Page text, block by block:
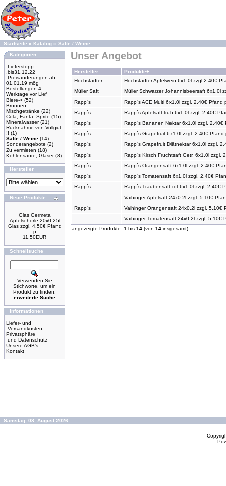
Startseite » Katalog » Säfte / Weine
Kategorien
.Lieferstopp
.bis31.12.22
.Preisänderungen ab
01,01,19 mög
Bestellungen 4
Werktage vor Lief
Biere-> (52)
Brunnen,
Mischgetränke (22)
Cola, Fanta, Sprite (15)
Mineralwasser(21)
Rücknahme von Vollgut
!! (1)
Säfte / Weine (14)
Sonderangebote (2)
Zu vermieten (18)
Kohlensäure, Gläser(8)
Hersteller
Neue Produkte
Glas Germeta
Apfelschorle 20x0.25l
Glas zzgl. 4.50€ Pfand
p
11.50EUR
Schnellsuche
Verwenden Sie
Stichworte, um ein
Produkt zu finden.
erweiterte Suche
Informationen
Liefer- und
Versandkosten
Privatsphäre
und Datenschutz
Unsere AGB's
Kontakt
Unser Angebot
Hersteller
Produkte+
Hochstädter
Hochstädter Apfelwein 6x1.0l zzgl 2.40€
Müller Saft
Müller Schwarzer Johannisbeersaft 6x1.0l
Rapp`s
Rapp`s ACE Multi 6x1.0l zzgl. 2.40€ Pfand
Rapp`s
Rapp`s Apfelsaft trüb 6x1.0l zzgl. 2.40€
Rapp`s
Rapp`s Bananen Nektar 6x1.0l zzgl. 2.40€
Rapp`s
Rapp`s Grapefruit 6x1.0l zzgl. 2.40€ Pfand
Rapp`s
Rapp`s Grapefruit Diätnektar 6x1.0l zzgl.
Rapp`s
Rapp`s Kirsch Fruchtsaft Getr. 6x1.0l zzgl.
Rapp`s
Rapp`s Orangensaft 6x1.0l zzgl. 2.40€
Rapp`s
Rapp`s Tomatensaft 6x1.0l zzgl. 2.40€
Rapp`s
Rapp`s Traubensaft rot 6x1.0l zzgl. 2.40€
Vaihinger Apfelsaft 24x0.2l zzgl. 5.10€
Rapp`s
Vaihinger Orangensaft 24x0.2l zzgl. 5.10€
Vaihinger Tomatensaft 24x0.2l zzgl. 5.10€
angezeigte Produkte: 1 bis 14 (von 14 insgesamt)
Samstag, 08. August 2026